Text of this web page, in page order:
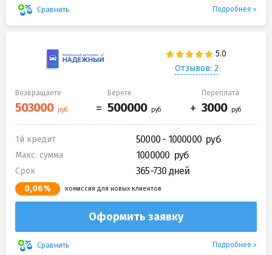
Сравнить Подробнее
Отзывов: 2
Возвращаете Берете Переплата
1й кредит 50000 - 1000000
Макс. сумма 1000000
Срок 365-730 дней
0,06% комиссия для новых клиентов
Оформить заявку
Сравнить Подробнее